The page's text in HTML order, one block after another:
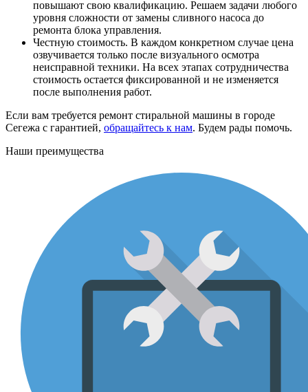
повышают свою квалификацию. Решаем задачи любого
уровня сложности от замены сливного насоса до
ремонта блока управления.
Честную стоимость. В каждом конкретном случае цена
озвучивается только после визуального осмотра
неисправной техники. На всех этапах сотрудничества
стоимость остается фиксированной и не изменяется
после выполнения работ.
Если вам требуется ремонт стиральной машины в городе
Сегежа с гарантией, обращайтесь к нам. Будем рады помочь.
Наши преимущества